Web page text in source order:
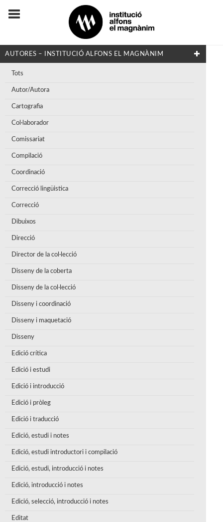
AUTORES – INSTITUCIÓ ALFONS EL MAGNÀNIM
Tots
Autor/Autora
Cartografia
Col·laborador
Comissariat
Compilació
Coordinació
Correcció lingüistica
Correcció
Dibuixos
Direcció
Director de la col·lecció
Disseny de la coberta
Disseny de la col·lecció
Disseny i coordinació
Disseny i maquetació
Disseny
Edició crítica
Edició i estudi
Edició i introducció
Edició i pròleg
Edició i traducció
Edició, estudi i notes
Edició, estudi introductori i compilació
Edició, estudi, introducció i notes
Edició, introducció i notes
Edició, selecció, introducció i notes
Editat